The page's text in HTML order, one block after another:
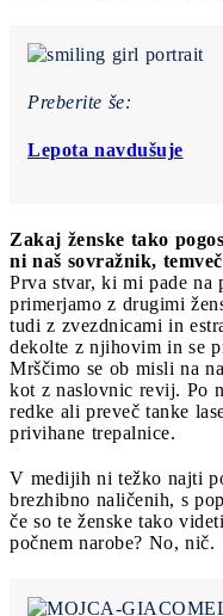
Preberite še:
Lepota navdušuje
Zakaj ženske tako
ni naš sovražnik,
Prva stvar, ki mi pade na
primerjamo z drugimi
tudi z zvezdnicami in
dekolte z njihovim in se
Mrščimo se ob misli na
kot z naslovnic revij. Po
redke ali preveč tanke
privihane trepalnice.
V medijih ni težko najti
brezhibno naličenih, s
če so te ženske tako
počnem narobe? No, nič.